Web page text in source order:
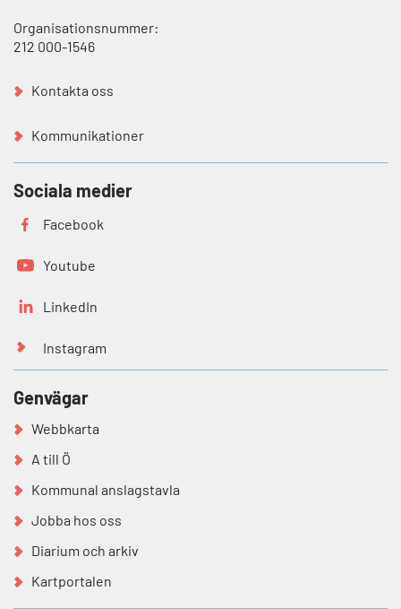
Organisationsnummer:
212 000-1546
Kontakta oss
Kommunikationer
Sociala medier
Facebook
Youtube
LinkedIn
Instagram
Genvägar
Webbkarta
A till Ö
Kommunal anslagstavla
Jobba hos oss
Diarium och arkiv
Kartportalen